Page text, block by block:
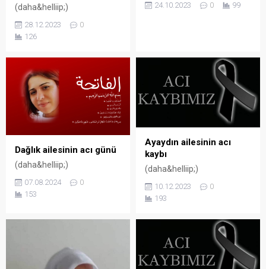
(daha&helliip;)
28.12.2023
0
126
24.10.2023 0 99
Dağlık ailesinin acı günü
(daha&helliip;)
07.08.2024
0
153
Ayaydın ailesinin acı
kaybı
(daha&helliip;)
10.12.2023
0
193